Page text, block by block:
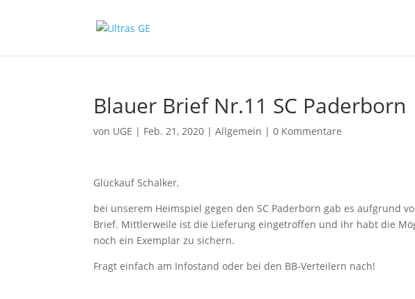
Blauer Brief Nr.11 SC Paderborn
von UGE | Feb. 21, 2020 |Allgemein |0 Kommentare
Glückauf Schalker,
bei unserem Heimspiel gegen den SC Paderborn gab es aufgrund
Brief. Mittlerweile ist die Lieferung eingetroffen und ihr habt die
noch ein Exemplar zu sichern.
Fragt einfach am Infostand oder bei den BB-Verteilern nach!